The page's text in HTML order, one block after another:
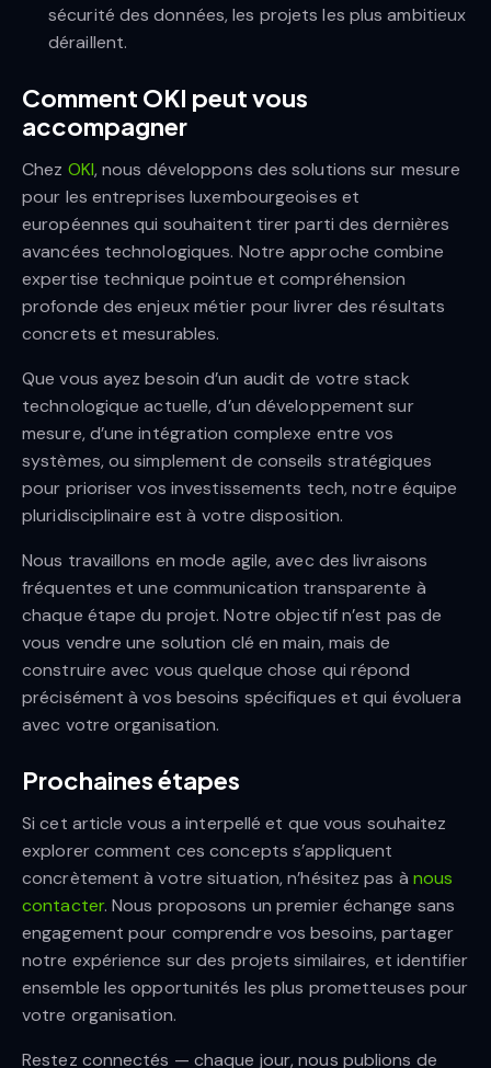
sécurité des données, les projets les plus ambitieux
déraillent.
Comment OKI peut vous
accompagner
Chez OKI, nous développons des solutions sur mesure
pour les entreprises luxembourgeoises et
européennes qui souhaitent tirer parti des dernières
avancées technologiques. Notre approche combine
expertise technique pointue et compréhension
profonde des enjeux métier pour livrer des résultats
concrets et mesurables.
Que vous ayez besoin d’un audit de votre stack
technologique actuelle, d’un développement sur
mesure, d’une intégration complexe entre vos
systèmes, ou simplement de conseils stratégiques
pour prioriser vos investissements tech, notre équipe
pluridisciplinaire est à votre disposition.
Nous travaillons en mode agile, avec des livraisons
fréquentes et une communication transparente à
chaque étape du projet. Notre objectif n’est pas de
vous vendre une solution clé en main, mais de
construire avec vous quelque chose qui répond
précisément à vos besoins spécifiques et qui évoluera
avec votre organisation.
Prochaines étapes
Si cet article vous a interpellé et que vous souhaitez
explorer comment ces concepts s’appliquent
concrètement à votre situation, n’hésitez pas à nous
contacter. Nous proposons un premier échange sans
engagement pour comprendre vos besoins, partager
notre expérience sur des projets similaires, et identifier
ensemble les opportunités les plus prometteuses pour
votre organisation.
Restez connectés — chaque jour, nous publions de